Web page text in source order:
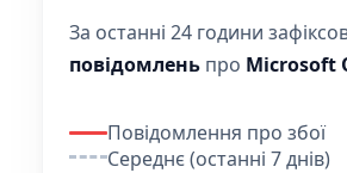
За останні 24 години
повідомлень про Microsoft
Повідомлення про збої
Середнє (останні 7 днів)